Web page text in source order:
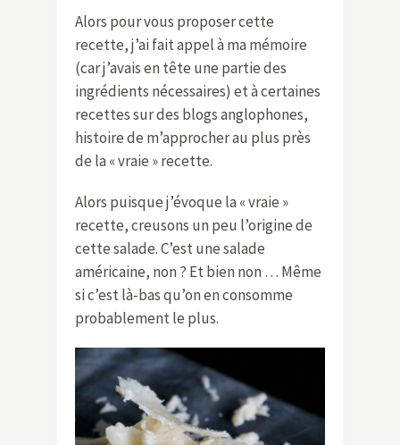
Alors pour vous proposer cette
recette, j’ai fait appel à ma mémoire
(car j’avais en tête une partie des
ingrédients nécessaires) et à certaines
recettes sur des blogs anglophones,
histoire de m’approcher au plus près
de la « vraie » recette.
Alors puisque j’évoque la « vraie »
recette, creusons un peu l’origine de
cette salade. C’est une salade
américaine, non ? Et bien non … Même
si c’est là-bas qu’on en consomme
probablement le plus.